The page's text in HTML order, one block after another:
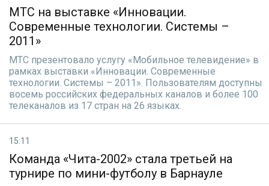
МТС на выставке «Инновации.
Современные технологии. Системы –
2011»
МТС презентовало услугу «Мобильное телевидение» в
рамках выставки «Инновации. Современные
технологии. Системы – 2011». Пользователям доступны
восемь российских федеральных каналов и более 100
телеканалов из 17 стран на 26 языках.
15:11
Команда «Чита-2002» стала третьей на
турнире по мини-футболу в Барнауле